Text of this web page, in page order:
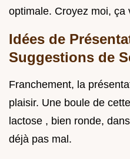
optimale. Croyez moi,
Idées de
Suggestions de
Franchement, la
plaisir. Une boule de
lactose , bien ronde,
déjà pas mal.